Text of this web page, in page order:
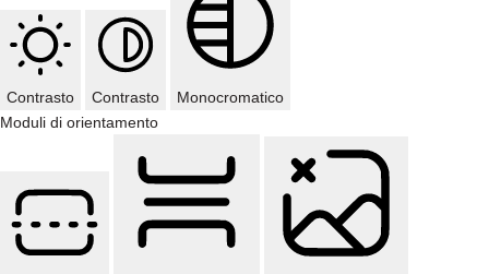
Contrasto Contrasto
Monocromatico
Moduli di orientamento